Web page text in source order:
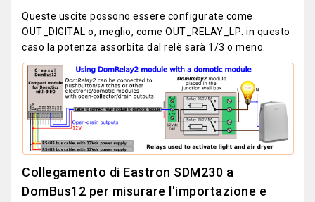
Queste uscite possono essere configurate come
OUT_DIGITAL o, meglio, come OUT_RELAY_LP: in questo
caso la potenza assorbita dal relè sarà 1/3 o meno.
Collegamento di Eastron SDM230 a
DomBus12 per misurare l'importazione e